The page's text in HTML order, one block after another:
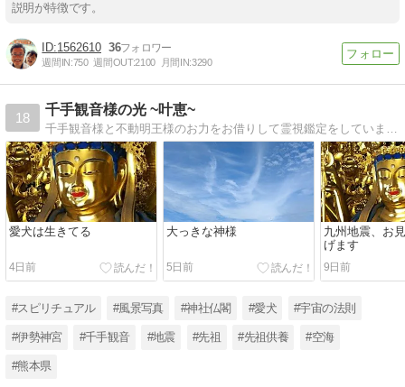
説明が特徴です。
1562610 36
週間IN:750 週間OUT:2100 月間IN:3290
18
千手観音様の光 ~叶恵~
千手観音様と不動明王様のお力をお借りして霊視鑑定をしています 最近は宇宙に急速に導かれ、特にUFO、宇宙人、宇宙、地球について、他、神様や自然についてブログに書いています
愛犬は生きてる
4日前
大っきな神様
5日前
九州地震、お
げます
9日前
#スピリチュアル #風景写真 #神社仏閣 #愛犬 #宇宙の法則
#伊勢神宮 #千手観音 #地震 #先祖 #先祖供養 #空海
#熊本県